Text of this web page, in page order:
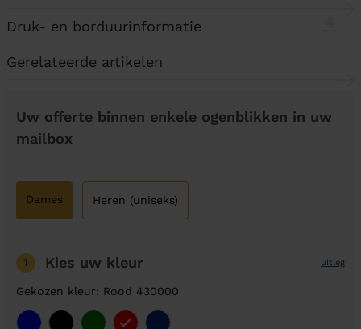
Druk- en borduurinformatie
Gerelateerde artikelen
Uw offerte binnen enkele ogenblikken in uw
mailbox
Dames Heren (uniseks)
1 Kies uw kleur uitleg
Gekozen kleur: Rood 430000